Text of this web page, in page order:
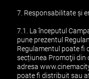
7. Responsabilitate și
7.1. La începutul
pune prezentul
Regulamentul poate fi
secțiunea Promoţii din
adresa
poate fi distribuit sau